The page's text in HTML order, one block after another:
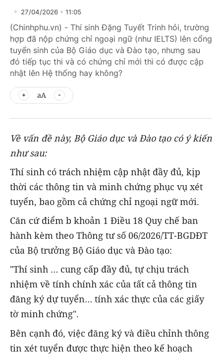
27/04/2026 11:05
(Chinhphu.vn) - Thí sinh Đặng Tuyết Trinh hỏi, trường
hợp đã nộp chứng chỉ ngoại ngữ (như IELTS) lên cổng
tuyển sinh của Bộ Giáo dục và Đào tạo, nhưng sau
đó tiếp tục thi và có chứng chỉ mới thì có được cập
nhật lên Hệ thống hay không?
aA
Về vấn đề này, Bộ Giáo dục và Đào tạo có ý kiến
như sau:
Thí sinh có trách nhiệm cập nhật đầy đủ, kịp
thời các thông tin và minh chứng phục vụ xét
tuyển, bao gồm cả chứng chỉ ngoại ngữ mới.
Căn cứ điểm b khoản 1 Điều 18 Quy chế ban
hành kèm theo Thông tư số 06/2026/TT-BGDĐT
của Bộ trưởng Bộ Giáo dục và Đào tạo:
"Thí sinh … cung cấp đầy đủ, tự chịu trách
nhiệm về tính chính xác của tất cả thông tin
đăng ký dự tuyển… tính xác thực của các giấy
tờ minh chứng".
Bên cạnh đó, việc đăng ký và điều chỉnh thông
tin xét tuyển được thực hiện theo kế hoạch